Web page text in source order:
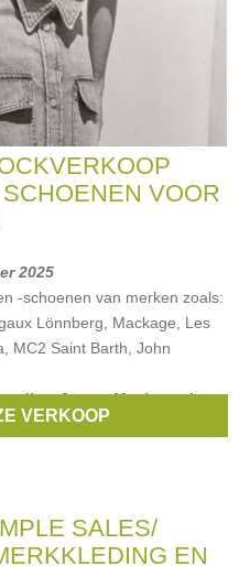
VOOR
2025
-schoenen van merken zoals:
Lönnberg, Mackage, Les
MC2 Saint Barth, John
,Jucca,Mackage,Les
VERKOOP
SALES/
EN